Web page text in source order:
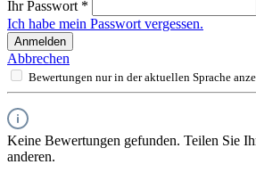
Ihr Passwort *
Ich habe mein Passwort vergessen.
Anmelden
Abbrechen
Bewertungen nur in der aktuellen Sprache
Keine Bewertungen gefunden. Teilen Sie
anderen.